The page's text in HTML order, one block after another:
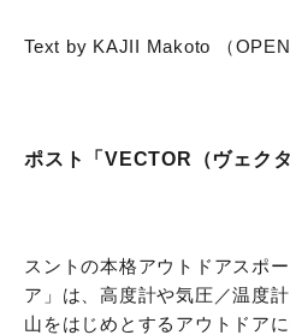
Text by KAJII Makoto （
ポスト「VECTOR（ヴェク
スントの本格アウトドアスポ
ア」は、高度計や気圧／温度
山をはじめとするアウトドア